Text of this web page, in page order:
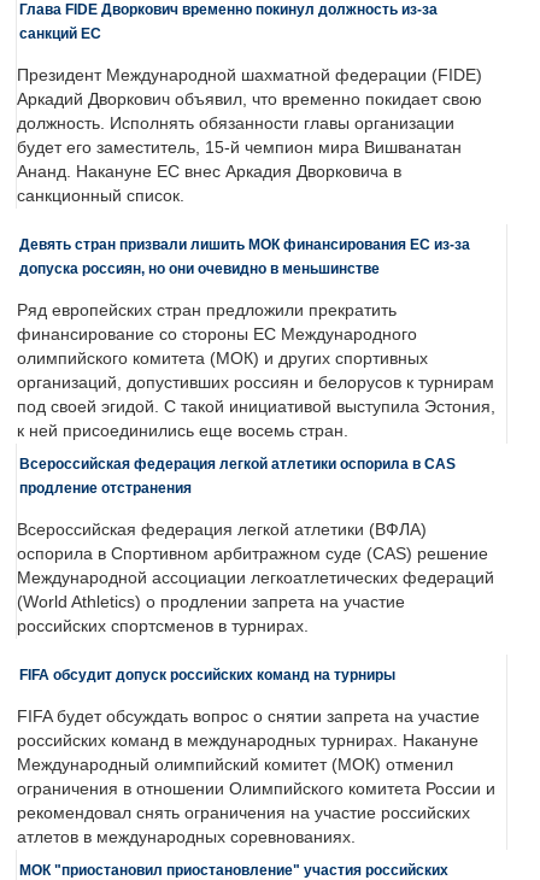
Глава FIDE Дворкович временно покинул должность из-за
санкций ЕС
Президент Международной шахматной федерации (FIDE)
Аркадий Дворкович объявил, что временно покидает свою
должность. Исполнять обязанности главы организации
будет его заместитель, 15-й чемпион мира Вишванатан
Ананд. Накануне ЕС внес Аркадия Дворковича в
санкционный список.
Девять стран призвали лишить МОК финансирования ЕС из-за
допуска россиян, но они очевидно в меньшинстве
Ряд европейских стран предложили прекратить
финансирование со стороны ЕС Международного
олимпийского комитета (МОК) и других спортивных
организаций, допустивших россиян и белорусов к турнирам
под своей эгидой. С такой инициативой выступила Эстония,
к ней присоединились еще восемь стран.
Всероссийская федерация легкой атлетики оспорила в CAS
продление отстранения
Всероссийская федерация легкой атлетики (ВФЛА)
оспорила в Спортивном арбитражном суде (CAS) решение
Международной ассоциации легкоатлетических федераций
(World Athletics) о продлении запрета на участие
российских спортсменов в турнирах.
FIFA обсудит допуск российских команд на турниры
FIFA будет обсуждать вопрос о снятии запрета на участие
российских команд в международных турнирах. Накануне
Международный олимпийский комитет (МОК) отменил
ограничения в отношении Олимпийского комитета России и
рекомендовал снять ограничения на участие российских
атлетов в международных соревнованиях.
МОК "приостановил приостановление" участия российских